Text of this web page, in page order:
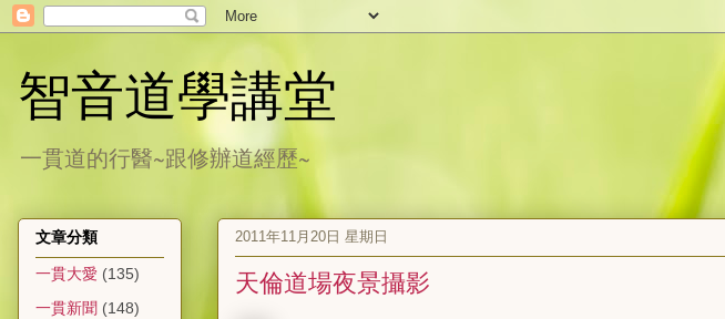
智音道學講堂
一貫道的行醫~跟修辦道經歷~
2011年11月20日 星期日
天倫道場夜景攝影
文章分類
一貫大愛 (135)
一貫新聞 (148)